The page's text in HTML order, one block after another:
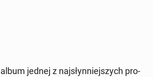
jednej z naj­słyn­niej­szych pro­